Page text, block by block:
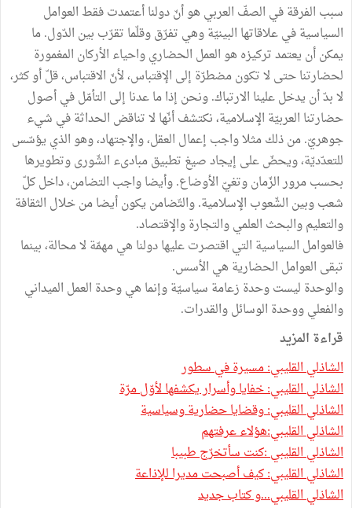
سبب الفرقة في الصفّ العربي هو أنّ دولنا أعتمدت فقط العوامل
السياسية في علاقاتها البينيّة وهي تفرّق وقلّما تقرّب بين الدّول. ما
يمكن أن يعتمد تركيزه هو العمل الحضاري واحياء الأركان المغمورة
لحضارتنا حتى لا تكون مضطرّة إلى الإقتباس، لأنّ الاقتباس، قلّ أو كثر،
لا بدّ أن يدخل علينا الارتباك. ونحن إذا ما عدنا إلى التأمّل في أصول
حضارتنا العربيّة الإسلامية، نكتشف أنّها لا تناقض الحداثة في شيء
جوهريّ. من ذلك مثلا واجب إعمال العقل، والإجتهاد، وهو الذي يؤسّس
للتعدّديّة، ويحضّ على إيجاد صيغ تطبيق مبادىء الشّورى وتطويرها
بحسب مرور الزّمان وتغيّ الأوضاع. وأيضا واجب التضامن، داخل كلّ
شعب وبين الشّعوب الإسلامية. والتّضامن يكون أيضا من خلال الثقافة
والتعليم والبحث العلمي والتجارة والإقتصاد.
فالعوامل السياسية التي اقتصرت عليها دولنا هي مهمّة لا محالة، بينما
تبقى العوامل الحضارية هي الأسس.
والوحدة ليست وحدة زعامة سياسيّة وإنما هي وحدة العمل الميداني
والفعلي ووحدة الوسائل والقدرات.
قراءة المزيد
الشاذلي القليبي: مسيرة في سطور
الشاذلي القليبي: خفايا وأسرار يكشفها لأوّل مرّة
الشاذلي القليبي: وقضايا حضارية وسياسية
الشاذلي القليبي:هؤلاء عرفتهم
الشاذلي القليبي :كنت سأتخرّج طبيبا
الشاذلي القليبي: كيف أصبحت مديرا للإذاعة
الشاذلي القليبي...و كتاب جديد